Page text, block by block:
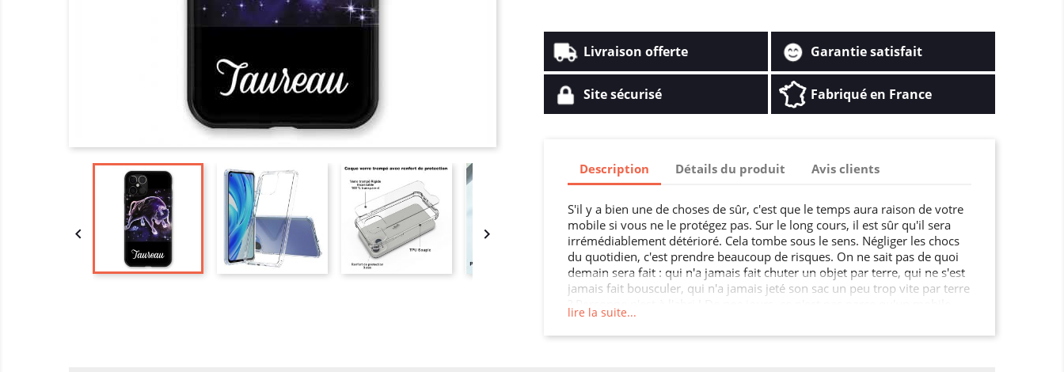
 
Livraison offerte Garantie satisfait
Site sécurisé Fabriqué en France
Description Détails du produit Avis clients
S'il y a bien une de choses de sûr, c'est que le temps aura raison de votre
mobile si vous ne le protégez pas. Sur le long cours, il est sûr qu'il sera
irrémédiablement détérioré. Cela tombe sous le sens. Négliger les chocs
du quotidien, c'est prendre beaucoup de risques. On ne sait pas de quoi
demain sera fait : qui n'a jamais fait chuter un objet par terre, qui ne s'est
jamais fait bousculer, qui n'a jamais jeté son sac un peu trop vite par terre
vous a coûté très cher qu'il est incassable… Il est possible que votre
clavier ait des touches bloquées, l'écran peut se féler, et aujourd'hui, il est
lire la suite...